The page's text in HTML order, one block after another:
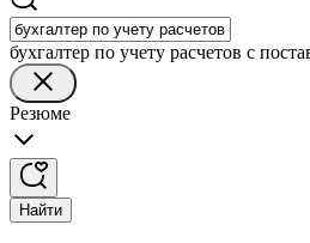
бухгалтер по учету расчетов с
Резюме
Найти